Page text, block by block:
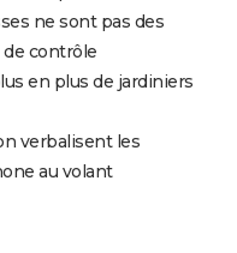
ne sont pas des
contrôle
en plus de jardiniers
verbalisent les
au volant